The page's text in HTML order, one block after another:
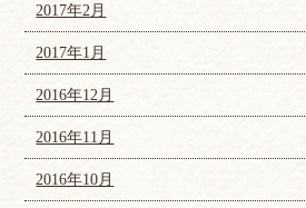
2017年2月
2017年1月
2016年12月
2016年11月
2016年10月